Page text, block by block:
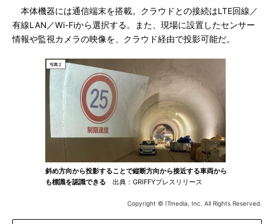
本体機器には通信端末を搭載。クラウドとの接続はLTE回線／
有線LAN／Wi-Fiから選択する。また、現場に設置したセンサー
情報や監視カメラの映像を、クラウド経由で投影可能だ。
斜め方向から投影することで縦断方向から接近する車両から
も標識を認識できる 出典：GRIFFYプレスリリース
Copyright © ITmedia, Inc. All Rights Reserved.